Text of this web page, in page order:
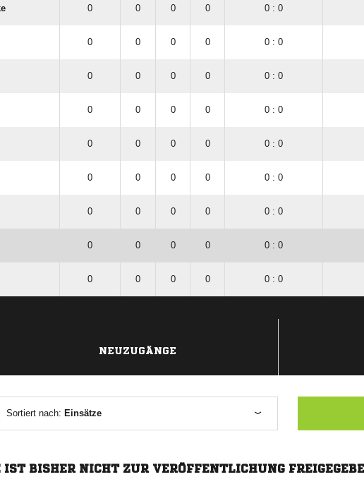
0 0 0 0 0 : 0
0 0 0 0 0 : 0
0 0 0 0 0 : 0
0 0 0 0 0 : 0
0 0 0 0 0 : 0
0 0 0 0 0 : 0
0 0 0 0 0 : 0
0 0 0 0 0 : 0
0 0 0 0 0 : 0
NEUZUGÄNGE
Sortiert nach: Einsätze
BISHER NICHT ZUR VERÖFFENTLICHUNG